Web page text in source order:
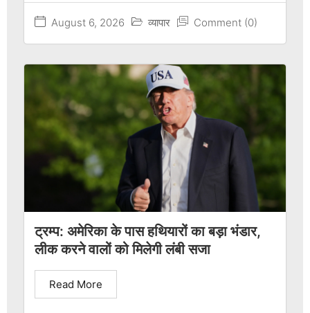
August 6, 2026 व्यापार Comment (0)
ट्रम्प: अमेरिका के पास हथियारों का बड़ा भंडार,
लीक करने वालों को मिलेगी लंबी सजा
Read More